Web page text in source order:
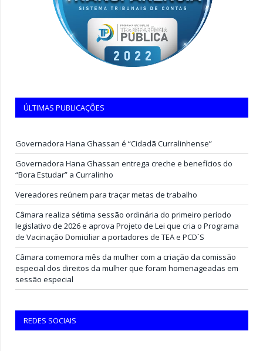
ÚLTIMAS PUBLICAÇÕES
Governadora Hana Ghassan é “Cidadã Curralinhense”
Governadora Hana Ghassan entrega creche e benefícios do
“Bora Estudar” a Curralinho
Vereadores reúnem para traçar metas de trabalho
Câmara realiza sétima sessão ordinária do primeiro período
legislativo de 2026 e aprova Projeto de Lei que cria o Programa
de Vacinação Domiciliar a portadores de TEA e PCD`S
Câmara comemora mês da mulher com a criação da comissão
especial dos direitos da mulher que foram homenageadas em
sessão especial
REDES SOCIAIS